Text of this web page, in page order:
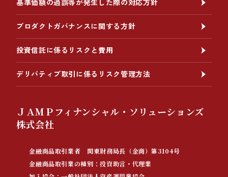
基準価額の過誤等が発生した際の対応方針
プロダクトガバナンスに関する方針
投資信託に係るリスクと費用
デリバティブ取引に係るリスク管理方法
ＪＡＭＰフィナンシャル・ソリューションズ
株式会社
金融商品取引業者 関東財務局長（金商）第3104号
金融商品取引業の種別：投資助言・代理業